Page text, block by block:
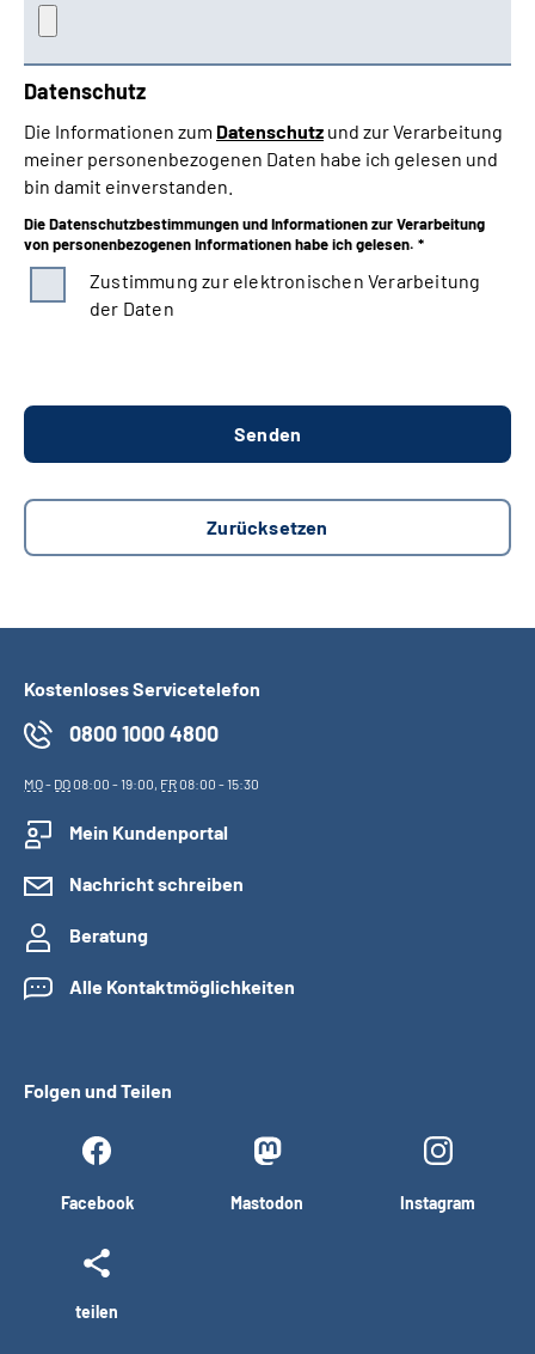
Datenschutz
Die Informationen zum Datenschutz und zur Verarbeitung
meiner personenbezogenen Daten habe ich gelesen und
bin damit einverstanden.
Die Datenschutzbestimmungen und Informationen zur Verarbeitung
von personenbezogenen Informationen habe ich gelesen. *
Zustimmung zur elektronischen Verarbeitung
der Daten
Kostenloses Servicetelefon
0800 1000 4800
MO- DO08:00 - 19:00, FR08:00 - 15:30
Mein Kundenportal
Nachricht schreiben
Beratung
Alle Kontaktmöglichkeiten
Folgen und Teilen
Facebook Mastodon Instagram
teilen